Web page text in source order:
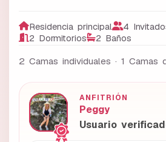
Residencia principal 4
2 Dormitorios
2 Baños
2 Camas individuales · 1 Camas
ANFITRIÓN
Peggy
Usuario